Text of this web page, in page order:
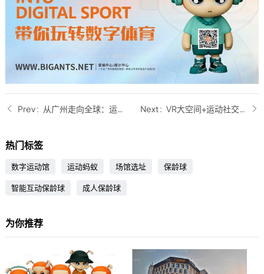
从广州走向全球：运动蚂蚁如何将 “中国智造” 数字运动设备卖到 50 多个国家？ VR大空间+运动社交：运动蚂蚁撬动千亿潮玩市场的两张王牌
热门标签
数字运动馆 运动蚂蚁 场馆选址 保龄球
智能互动保龄球 成人保龄球
为你推荐